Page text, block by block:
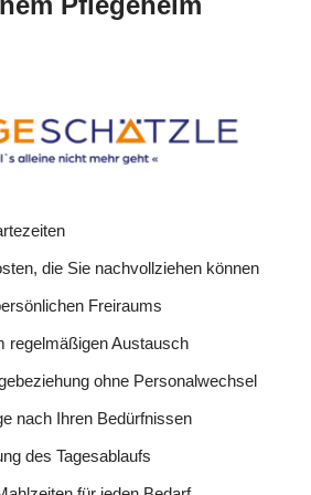
die Sie nachvollziehen können
Freiraums
regelmäßigen Austausch
ohne Personalwechsel
nach Ihren Bedürfnissen
des Tagesablaufs